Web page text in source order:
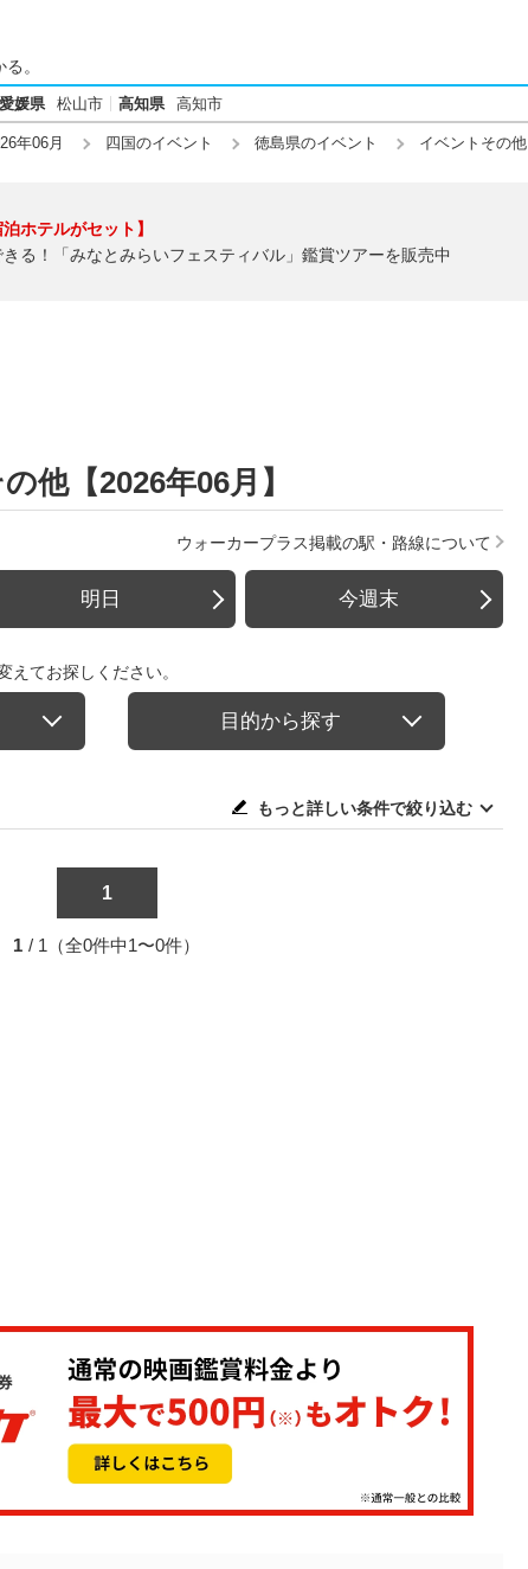
。
愛媛県 松山市 高知県 高知市
年06月 四国のイベント 徳島県のイベント イベントその他
ホテルがセット】
る！「みなとみらいフェスティバル」鑑賞ツアーを販売中
他【2026年06月】
ウォーカープラス掲載の駅・路線について
明日 今週末
えてお探しください。
目的から探す
もっと詳しい条件で絞り込む
1
1 / 1（全0件中1〜0件）